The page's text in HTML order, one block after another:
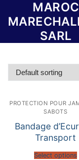
MAROC
SARL
PROTECTION POUR
SABOTS
Bandage
Transport
Select options